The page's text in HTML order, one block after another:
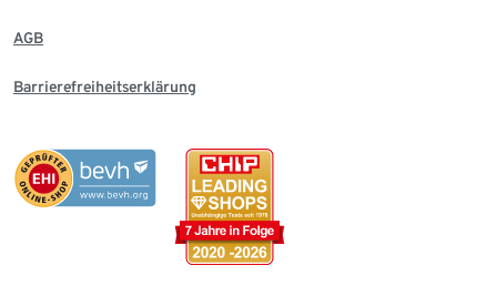
AGB
Barrierefreiheitserklärung